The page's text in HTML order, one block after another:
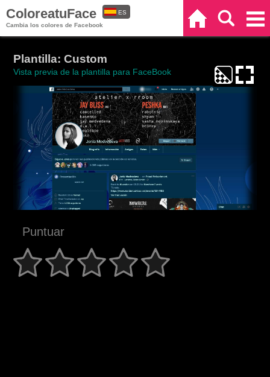
ColoreatuFace
Cambia los colores de Facebook
ES
Plantilla: Custom
Vista previa de la plantilla para FaceBook
Puntuar